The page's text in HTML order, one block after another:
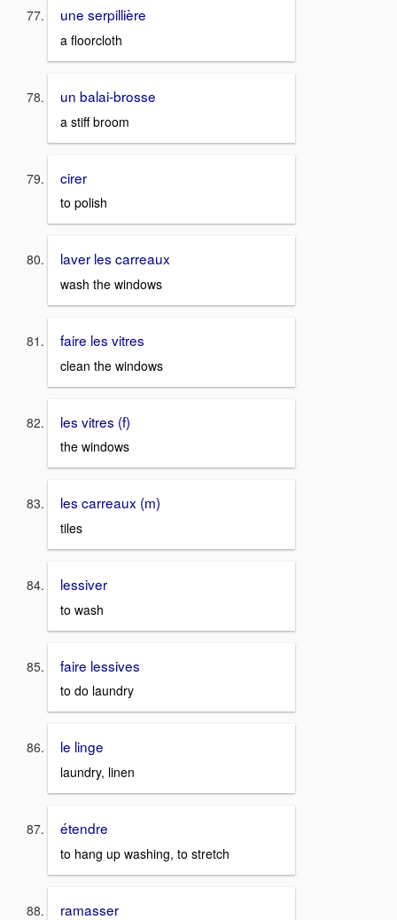
une serpillière
a floorcloth
un balai-brosse
a stiff broom
cirer
to polish
laver les carreaux
wash the windows
faire les vitres
clean the windows
les vitres (f)
the windows
les carreaux (m)
tiles
lessiver
to wash
faire lessives
to do laundry
le linge
laundry, linen
étendre
to hang up washing, to stretch
ramasser